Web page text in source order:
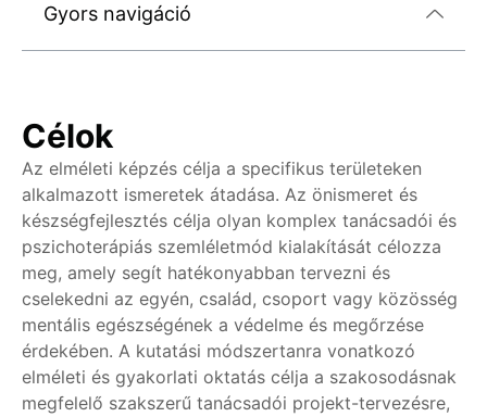
Célok
Az elméleti képzés célja a specifikus területeken
alkalmazott ismeretek átadása. Az önismeret és
készségfejlesztés célja olyan komplex tanácsadói és
pszichoterápiás szemléletmód kialakítását célozza
meg, amely segít hatékonyabban tervezni és
cselekedni az egyén, család, csoport vagy közösség
mentális egészségének a védelme és megőrzése
érdekében. A kutatási módszertanra vonatkozó
elméleti és gyakorlati oktatás célja a szakosodásnak
megfelelő szakszerű tanácsadói projekt-tervezésre,
Gyors navigáció